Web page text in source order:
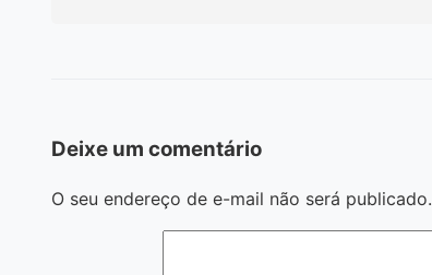
Deixe um comentário
O seu endereço de e-mail não será publicado.